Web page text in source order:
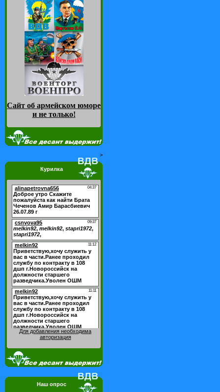
Сайт об армейском юморе
и не только!
>
Курилка
Для добавления необходима
авторизация
Наш опрос